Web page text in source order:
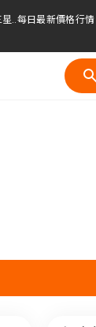
每日最新價格行情
..每日最新價格行情
..每日最新價格行情